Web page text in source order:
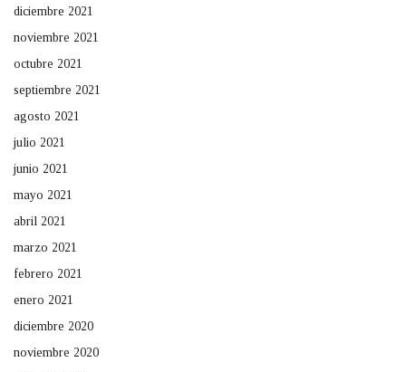
diciembre 2021
noviembre 2021
octubre 2021
septiembre 2021
agosto 2021
julio 2021
junio 2021
mayo 2021
abril 2021
marzo 2021
febrero 2021
enero 2021
diciembre 2020
noviembre 2020